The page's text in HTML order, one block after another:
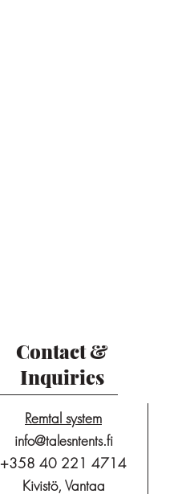
Contact &
Inquiries
Remtal system
info@talesntents.fi
+358 40 221 4714
Kivistö, Vantaa